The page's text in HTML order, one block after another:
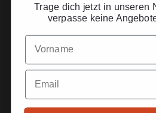
Trage dich jetzt in unseren
verpasse keine